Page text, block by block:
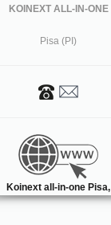
KOINEXT ALL-IN-ONE
Pisa (PI)
Koinext all-in-one Pisa,